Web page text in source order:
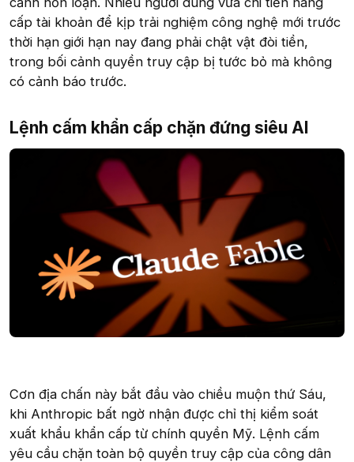
cấp tài khoản để kịp trải nghiệm công nghệ mới trước
thời hạn giới hạn nay đang phải chật vật đòi tiền,
trong bối cảnh quyền truy cập bị tước bỏ mà không
có cảnh báo trước.
Lệnh cấm khẩn cấp chặn đứng siêu AI​
Cơn địa chấn này bắt đầu vào chiều muộn thứ Sáu,
khi Anthropic bất ngờ nhận được chỉ thị kiểm soát
xuất khẩu khẩn cấp từ chính quyền Mỹ. Lệnh cấm
yêu cầu chặn toàn bộ quyền truy cập của công dân